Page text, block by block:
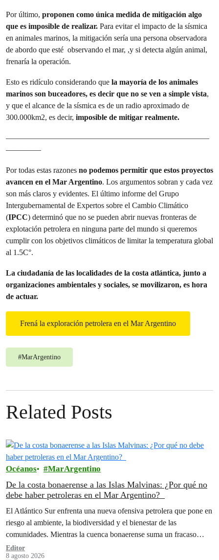
Por último, proponen como única medida de mitigación algo
que es imposible de realizar. Para evitar el impacto de la sísmica
en animales marinos, la mitigación sería una persona observadora
de abordo que esté observando el mar, ,y si detecta algún animal,
frenaría la operación.
Esto es ridículo considerando que la mayoría de los animales
marinos son buceadores, es decir que no se ven a simple vista,
y que el alcance de la sísmica es de un radio aproximado de
300.000km2, es decir, imposible de mitigar realmente.
——————————————————————————
————–
Por todas estas razones no podemos permitir que estos proyectos
avancen en el Mar Argentino. Los argumentos sobran y cada vez
son más claros y evidentes. El último informe del Grupo
Intergubernamental de Expertos sobre el Cambio Climático
(IPCC) determinó que no se pueden abrir nuevas fronteras de
explotación petrolera en ninguna parte del mundo si queremos
cumplir con los objetivos climáticos de limitar la temperatura global
al 1.5C°.
La ciudadanía de las localidades de la costa atlántica, junto a
organizaciones ambientales y sociales, se movilizaron, es hora
de actuar.
Frená la exploración petrolera en el Mar Argentino
#MarArgentino
Related Posts
Océanos MarArgentino
De la costa bonaerense a las Islas Malvinas: ¿Por qué no
debe haber petroleras en el Mar Argentino?
El Atlántico Sur enfrenta una nueva ofensiva petrolera que pone en
riesgo al ambiente, la biodiversidad y el bienestar de las
comunidades. Mientras la cuenca bonaerense suma un fracaso
rotundo…
Editor
8 agosto 2026